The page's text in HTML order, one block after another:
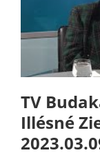
TV
Illésné